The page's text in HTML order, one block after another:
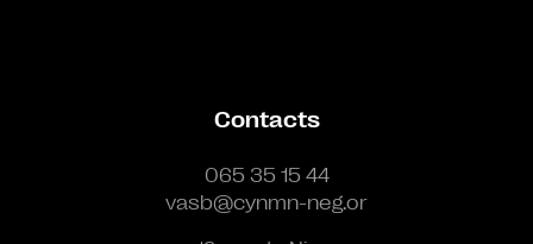
Contacts
065 35 15 44
vasb@cynmn-neg.or